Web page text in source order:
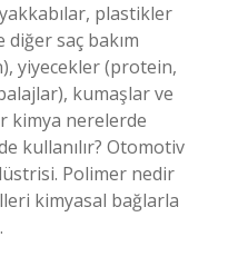
plastikler
saç bakım
yiyecekler (protein,
kumaşlar ve
kimya nerelerde
kullanılır? Otomotiv
Polimer nedir
kimyasal bağlarla